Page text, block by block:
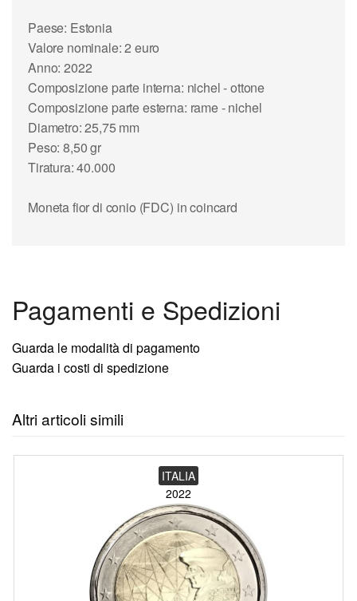
Paese: Estonia
Valore nominale: 2 euro
Anno: 2022
Composizione parte interna: nichel - ottone
Composizione parte esterna: rame - nichel
Diametro: 25,75 mm
Peso: 8,50 gr
Tiratura: 40.000
Moneta fior di conio (FDC) in coincard
Pagamenti e Spedizioni
Guarda le modalità di pagamento
Guarda i costi di spedizione
Altri articoli simili
ITALIA
2022